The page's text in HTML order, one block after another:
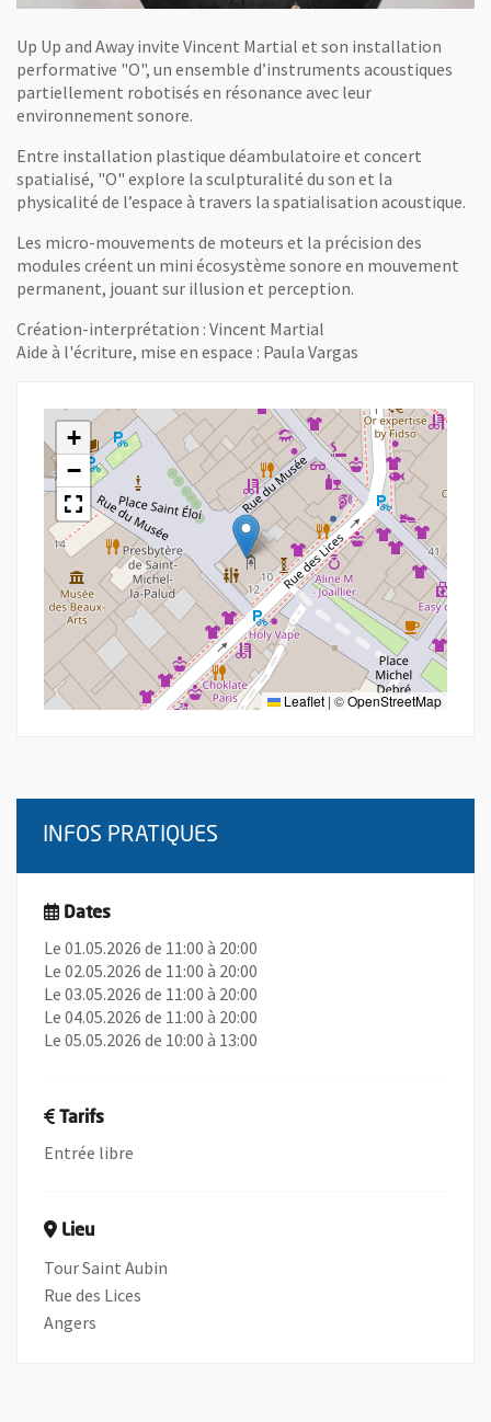
Up Up and Away invite Vincent Martial et son installation
performative "O", un ensemble d’instruments acoustiques
partiellement robotisés en résonance avec leur
environnement sonore.
Entre installation plastique déambulatoire et concert
spatialisé, "O" explore la sculpturalité du son et la
physicalité de l’espace à travers la spatialisation acoustique.
Les micro-mouvements de moteurs et la précision des
modules créent un mini écosystème sonore en mouvement
permanent, jouant sur illusion et perception.
Création-interprétation : Vincent Martial
Aide à l'écriture, mise en espace : Paula Vargas
+
−
Leaflet | ©OpenStreetMap
INFOS PRATIQUES
Dates
Le 01.05.2026 de 11:00 à 20:00
Le 02.05.2026 de 11:00 à 20:00
Le 03.05.2026 de 11:00 à 20:00
Le 04.05.2026 de 11:00 à 20:00
Le 05.05.2026 de 10:00 à 13:00
Tarifs
Entrée libre
Lieu
Tour Saint Aubin
Rue des Lices
Angers